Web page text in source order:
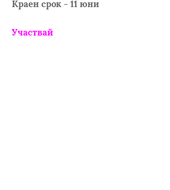
Краен срок - 11 юни
Участвай